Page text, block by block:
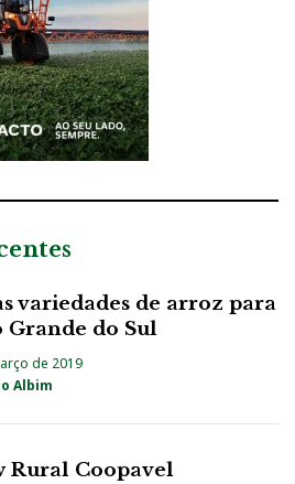
variedades de arroz para
Grande do Sul
de 2019
Albim
Rural Coopavel